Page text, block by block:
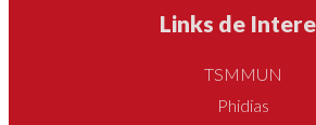
Links de
TSMMUN
Phidias